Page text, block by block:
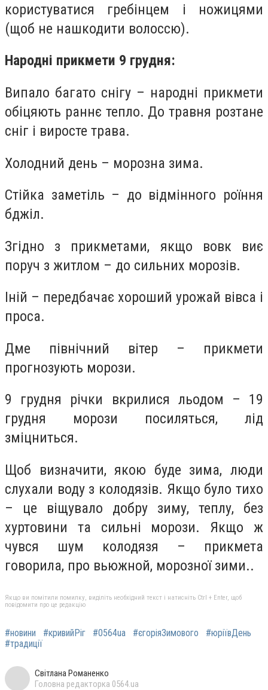
користуватися гребінцем і ножицями
(щоб не нашкодити волоссю).
Народні прикмети 9 грудня:
Випало багато снігу – народні прикмети
обіцяють раннє тепло. До травня розтане
сніг і виросте трава.
Холодний день – морозна зима.
Стійка заметіль – до відмінного роїння
бджіл.
Згідно з прикметами, якщо вовк виє
поруч з житлом – до сильних морозів.
Іній – передбачає хороший урожай вівса і
проса.
Дме північний вітер – прикмети
прогнозують морози.
9 грудня річки вкрилися льодом – 19
грудня морози посиляться, лід
зміцниться.
Щоб визначити, якою буде зима, люди
слухали воду з колодязів. Якщо було тихо
– це віщувало добру зиму, теплу, без
хуртовини та сильні морози. Якщо ж
чувся шум колодязя – прикмета
говорила, про вьюжной, морозної зими..
Якщо ви помітили помилку, виділіть необхідний текст і натисніть Ctrl + Enter, щоб
повідомити про це редакцію
#новини #кривийРіг #0564ua #єгоріяЗимового
#юріївДень
#традиції
Світлана Романенко
Головна редакторка 0564.ua